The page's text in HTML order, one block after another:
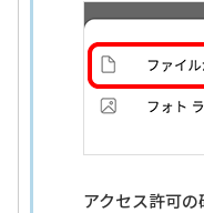
アクセス許可